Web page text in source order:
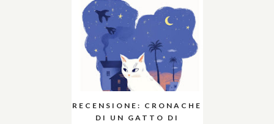
RECENSIONE: CRONACHE
DI UN GATTO DI